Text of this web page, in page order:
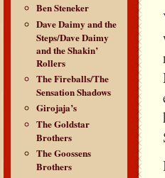
Ben Steneker
Dave Daimy and the
Steps/Dave Daimy
and the Shakin’
Rollers
The Fireballs/The
Sensation Shadows
Girojaja’s
The Goldstar
Brothers
The Goossens
Brothers